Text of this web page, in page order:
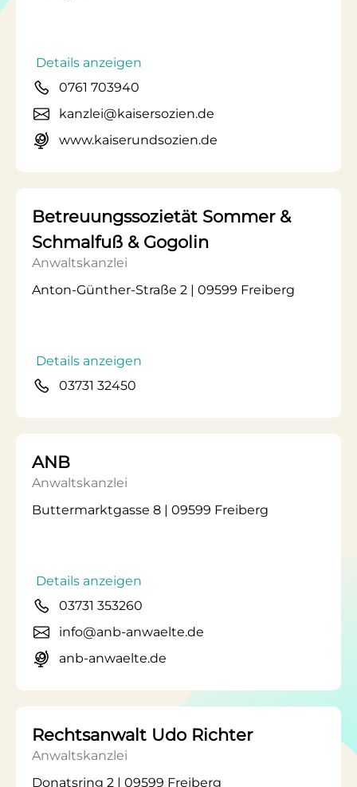
Details anzeigen
0761 703940
kanzlei@kaisersozien.de
www.kaiserundsozien.de
Betreuungssozietät Sommer &
Schmalfuß & Gogolin
Anwaltskanzlei
Anton-Günther-Straße 2 | 09599 Freiberg
Details anzeigen
03731 32450
ANB
Anwaltskanzlei
Buttermarktgasse 8 | 09599 Freiberg
Details anzeigen
03731 353260
info@anb-anwaelte.de
anb-anwaelte.de
Rechtsanwalt Udo Richter
Anwaltskanzlei
Donatsring 2 | 09599 Freiberg